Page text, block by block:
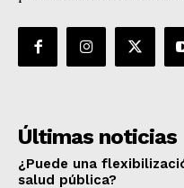
Últimas noticias
¿Puede una
salud pública?